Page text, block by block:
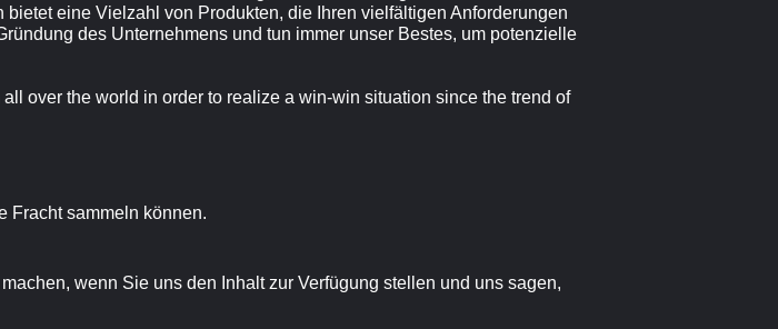
eine Vielzahl von Produkten, die Ihren vielfältigen Anforderungen
des Unternehmens und tun immer unser Bestes, um potenzielle
over the world in order to realize a win-win situation since the trend of
Fracht sammeln können.
wenn Sie uns den Inhalt zur Verfügung stellen und uns sagen,